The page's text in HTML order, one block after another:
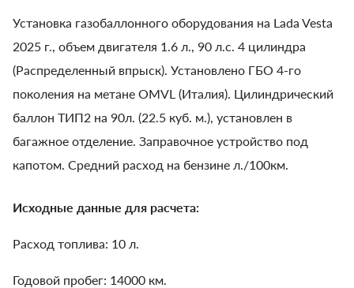
Установка газобаллонного оборудования на Lada Vesta
2025 г., объем двигателя 1.6 л., 90 л.с. 4 цилиндра
(Распределенный впрыск). Установлено ГБО 4-го
поколения на метане OMVL (Италия). Цилиндрический
баллон ТИП2 на 90л. (22.5 куб. м.), установлен в
багажное отделение. Заправочное устройство под
капотом. Средний расход на бензине л./100км.
Исходные данные для расчета:
Расход топлива: 10 л.
Годовой пробег: 14000 км.